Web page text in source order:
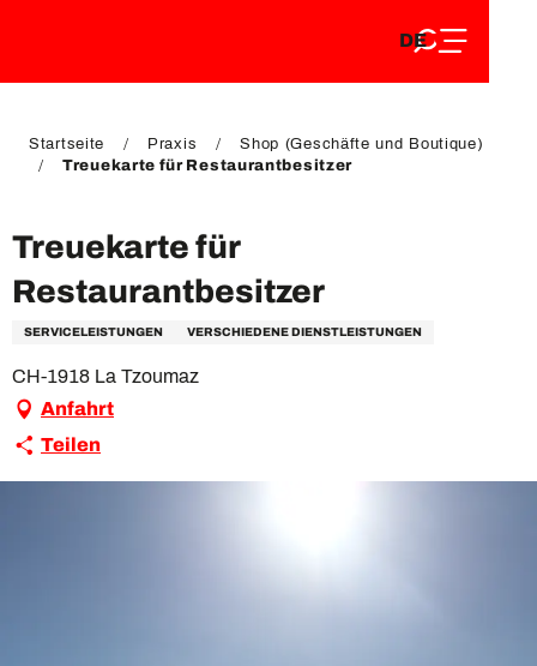
EN
DE
FR
Startseite Praxis
Shop (Geschäfte und Boutique)
Treuekarte für Restaurantbesitzer
Treuekarte für
Restaurantbesitzer
SERVICELEISTUNGEN VERSCHIEDENE DIENSTLEISTUNGEN
CH-1918 La Tzoumaz
Anfahrt
Teilen